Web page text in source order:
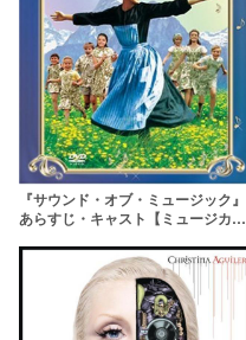
『サウンド・オブ・ミュージック』
あらすじ・キャスト【ミュージカル